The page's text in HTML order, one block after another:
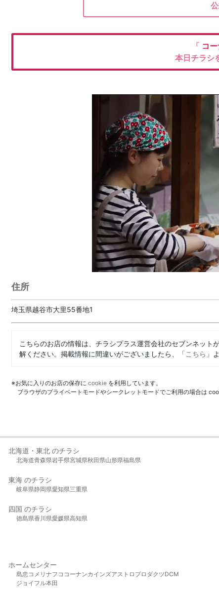
「 コ
本日チラシ
住所
埼玉県越谷市大里55番地1
こちらのお店の情報は、チラシプラス運営会社のセブンネッ
解ください。掲載情報に間違いがございましたら、「こちら 」
※お気に入りのお店の保存に cookie を利用しています。
ブラウザのプライベートモードやシークレットモードでご利用の場合は
北海道・東北 のチラシ
北海道青森県岩手県宮城県秋田県山形県福島県
東海 のチラシ
岐阜県静岡県愛知県三重県
四国 のチラシ
徳島県香川県愛媛県高知県
ホームセンター
島忠 コメリ ナフコ コーナンカインズアストロプロダクツDCM
ジョイフル本田